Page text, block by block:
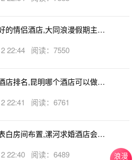
的情侣酒店,大同浪漫假期主题
22:44 阅读：7550
店排名,昆明哪个酒店可以做求
22:41 阅读：6761
白房间布置,漯河求婚酒店会帮
22:40 阅读：6489 浪漫